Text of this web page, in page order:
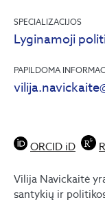
SPECIALIZACIJOS
Lyginamoji
PAPILDOMA
ORCID iD
Vilija Navickaitė
santykių ir